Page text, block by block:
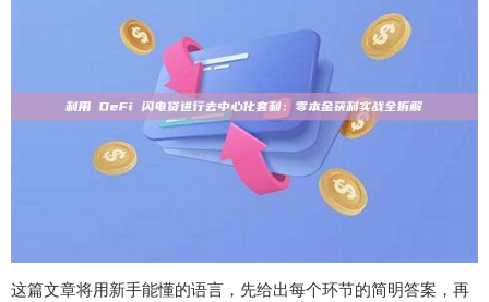
这篇文章将用新手能懂的语言，先给出每个环节的简明答案，再